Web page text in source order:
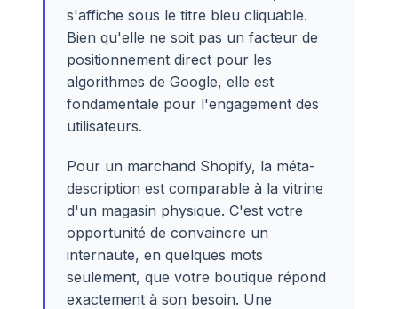
s'affiche sous le titre bleu cliquable.
Bien qu'elle ne soit pas un facteur de
positionnement direct pour les
algorithmes de Google, elle est
fondamentale pour l'engagement des
utilisateurs.
Pour un marchand Shopify, la méta-
description est comparable à la vitrine
d'un magasin physique. C'est votre
opportunité de convaincre un
internaute, en quelques mots
seulement, que votre boutique répond
exactement à son besoin. Une